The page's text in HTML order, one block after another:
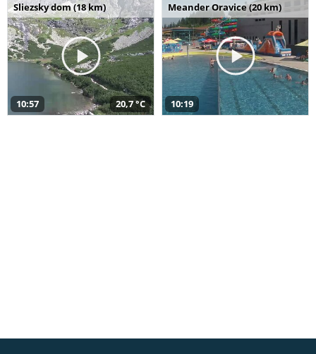
Sliezsky dom (18 km)
10:57 20,7 °C
Meander Oravice (20 km)
10:19